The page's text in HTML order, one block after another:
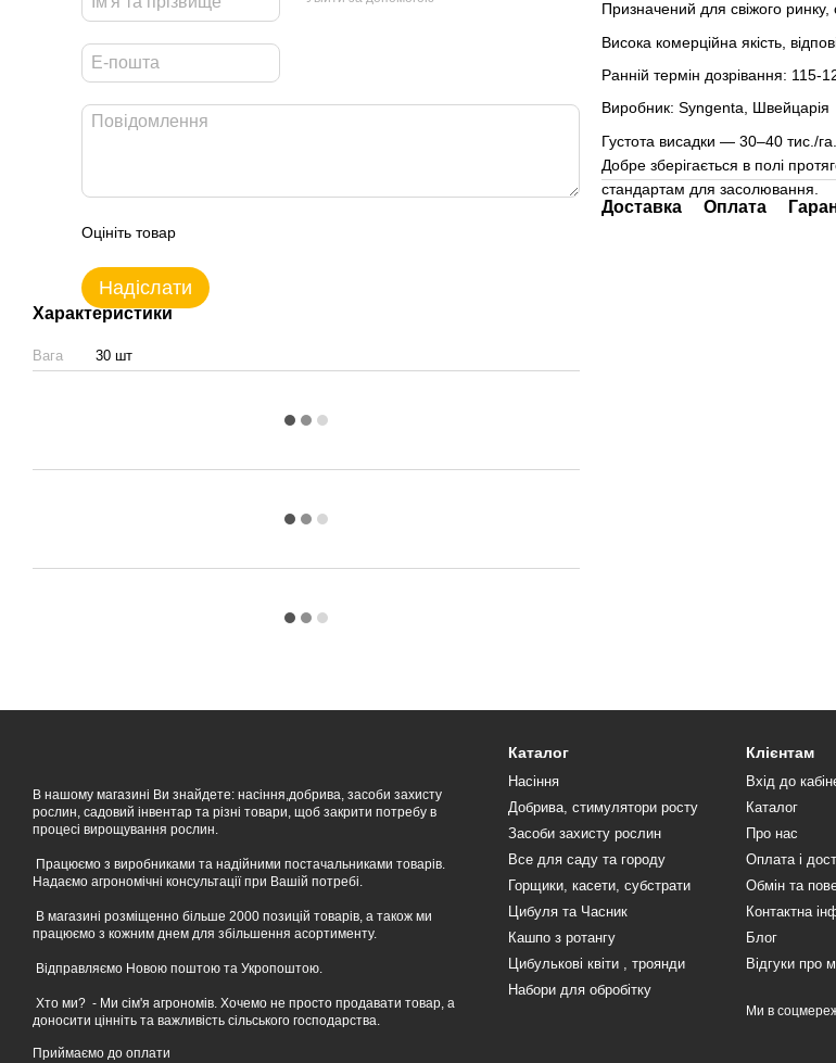
Оцініть товар
Надіслати
Характеристики
Вага 30 шт
Призначений для свіжого ринку,
Висока комерційна якість,
Ранній термін дозрівання: 115-
Виробник: Syngenta, Швейцарія
Густота висадки — 30–40 тис./
Добре зберігається в полі
стандартам для засолювання.
Доставка Оплата
В нашому магазині Ви знайдете: насіння,добрива, засоби захисту
рослин, садовий інвентар та різні товари, щоб закрити потребу в
процесі вирощування рослин.
Працюємо з виробниками та надійними постачальниками товарів.
Надаємо агрономічні консультації при Вашій потребі.
В магазині розміщенно більше 2000 позицій товарів, а також ми
працюємо з кожним днем для збільшення асортименту.
Відправляємо Новою поштою та Укропоштою.
Хто ми? - Ми сім'я агрономів. Хочемо не просто продавати товар, а
доносити цінніть та важливість сільського господарства.
Приймаємо до оплати
Каталог
Насіння
Добрива, стимулятори росту
Засоби захисту рослин
Все для саду та городу
Горщики, касети, субстрати
Цибуля та Часник
Кашпо з ротангу
Цибулькові квіти , троянди
Набори для обробітку
Клієнтам
Вхід до
Каталог
Про нас
Оплата і
Обмін та
Контактна
Блог
Відгуки про
Ми в